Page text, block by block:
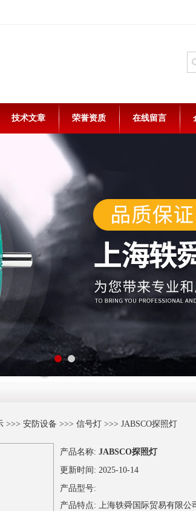
技术文章 荣誉资质 在线留言
>>> 安防设备 >>> 信号灯>>> JABSCO探照灯
产品名称: JABSCO探照灯
更新时间: 2025-10-14
产品型号:
产品特点: 上海轶舜国际贸易有限公